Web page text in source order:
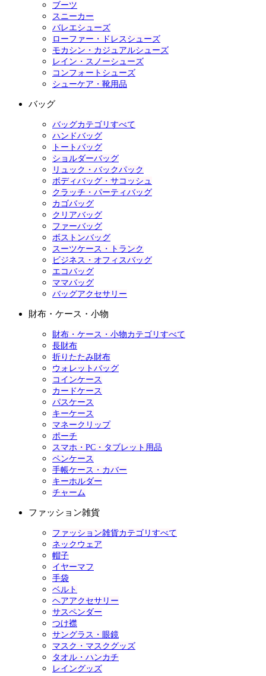
ブーツ
スニーカー
バレエシューズ
ローファー・ドレスシューズ
モカシン・カジュアルシューズ
レイン・スノーシューズ
コンフォートシューズ
シューケア・靴用品
バッグ
バッグカテゴリすべて
ハンドバッグ
トートバッグ
ショルダーバッグ
リュック・バックパック
ボディバッグ・サコッシュ
クラッチ・パーティバッグ
カゴバッグ
クリアバッグ
ファーバッグ
ボストンバッグ
スーツケース・トランク
ビジネス・オフィスバッグ
エコバッグ
ママバッグ
バッグアクセサリー
財布・ケース・小物
財布・ケース・小物カテゴリすべて
長財布
折りたたみ財布
ウォレットバッグ
コインケース
カードケース
パスケース
キーケース
マネークリップ
ポーチ
スマホ・PC・タブレット用品
ペンケース
手帳ケース・カバー
キーホルダー
チャーム
ファッション雑貨
ファッション雑貨カテゴリすべて
ネックウェア
帽子
イヤーマフ
手袋
ベルト
ヘアアクセサリー
サスペンダー
つけ襟
サングラス・眼鏡
マスク・マスクグッズ
タオル・ハンカチ
レイングッズ